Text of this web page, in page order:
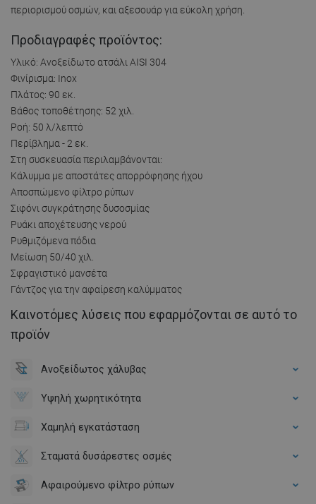
περιορισμού οσμών, και αξεσουάρ για εύκολη χρήση.
Προδιαγραφές προϊόντος:
Υλικό: Ανοξείδωτο ατσάλι AISI 304
Φινίρισμα: Inox
Πλάτος: 90 εκ.
Βάθος τοποθέτησης: 52 χιλ.
Ροή: 50 λ/λεπτό
Περίβλημα - 2 εκ.
Στη συσκευασία περιλαμβάνονται:
Κάλυμμα με αποστάτες απορρόφησης ήχου
Αποσπώμενο φίλτρο ρύπων
Σιφόνι συγκράτησης δυσοσμίας
Ρυάκι αποχέτευσης νερού
Ρυθμιζόμενα πόδια
Μείωση 50/40 χιλ.
Σφραγιστικό μανσέτα
Γάντζος για την αφαίρεση καλύμματος
Καινοτόμες λύσεις που εφαρμόζονται σε αυτό το
προϊόν
Ανοξείδωτος χάλυβας
Υψηλή χωρητικότητα
Χαμηλή εγκατάσταση
Σταματά δυσάρεστες οσμές
Αφαιρούμενο φίλτρο ρύπων